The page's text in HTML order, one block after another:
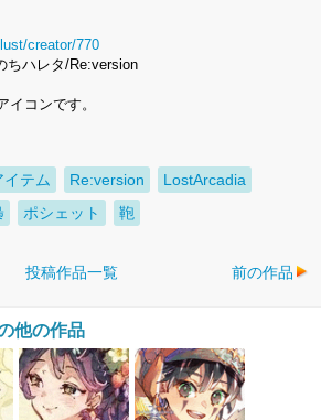
creator/770
ちハレタ/Re:version
イコンです。
イテム Re:version
LostArcadia
ポシェット 鞄
投稿作品一覧 前の作品
他の作品